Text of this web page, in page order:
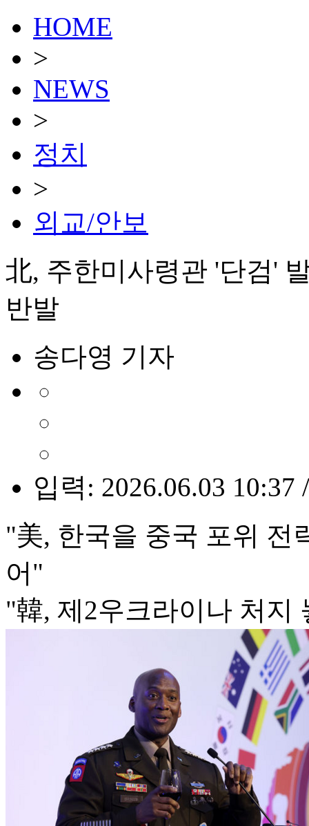
HOME
>
NEWS
>
정치
>
외교/안보
北, 주한미사령관 '단검'
반발
송다영 기자
입력: 2026.06.03 10:37
"美, 한국을 중국 포위 전
어"
"韓, 제2우크라이나 처지